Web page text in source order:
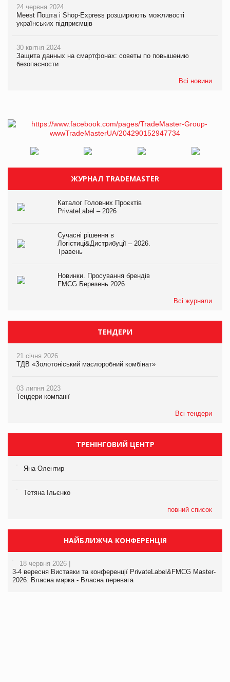
24 червня 2024
Meest Пошта і Shop-Express розширюють можливості
українських підприємців
30 квітня 2024
Защита данных на смартфонах: советы по повышению
безопасности
Всі новини
ЖУРНАЛ TRADEMASTER
Каталог Головних Проєктів
PrivateLabel – 2026
Сучасні рішення в
Логістиці&Дистрибуції – 2026.
Травень
Новинки. Просування брендів
FMCG.Березень 2026
Всі журнали
ТЕНДЕРИ
21 січня 2026
ТДВ «Золотоніський маслоробний комбінат»
03 липня 2023
Тендери компанії
Всі тендери
ТРЕНІНГОВИЙ ЦЕНТР
Яна Олентир
Тетяна Ільєнко
повний список
НАЙБЛИЖЧА КОНФЕРЕНЦІЯ
18 червня 2026 |
3-4 вересня Виставки та конференції PrivateLabel&FMCG Master-
2026: Власна марка - Власна перевага